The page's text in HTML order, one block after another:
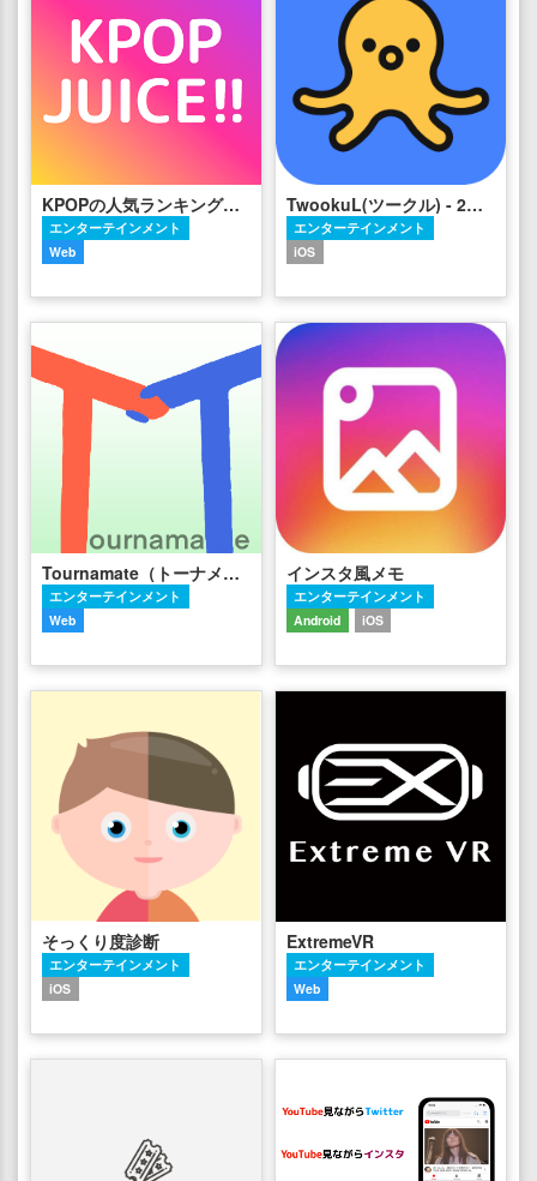
KPOPの人気ランキング＆オーディション情報サイト【KPOP JUICE】
エンターテインメント
Web
TwookuL(ツークル) - 2画面で同時にweb検索
エンターテインメント
iOS
Tournamate（トーナメイト）
エンターテインメント
Web
インスタ風メモ
エンターテインメント
Android
iOS
そっくり度診断
エンターテインメント
iOS
ExtremeVR
エンターテインメント
Web